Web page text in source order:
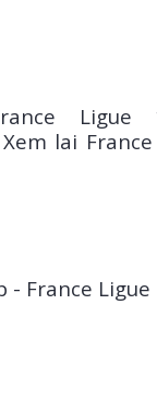
Ligue 1
lai
France Ligue